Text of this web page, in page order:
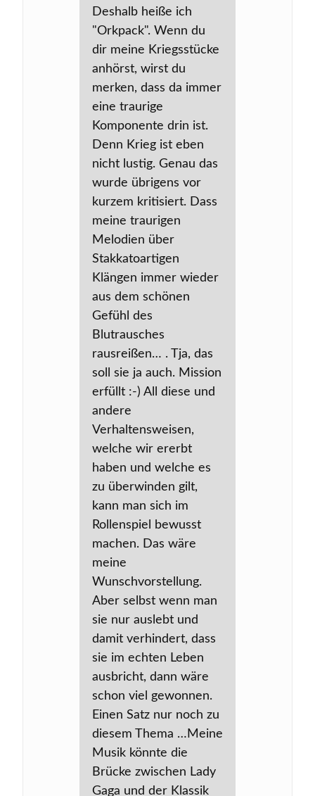
Deshalb heiße ich
"Orkpack". Wenn du
dir meine Kriegsstücke
anhörst, wirst du
merken, dass da immer
eine traurige
Komponente drin ist.
Denn Krieg ist eben
nicht lustig. Genau das
wurde übrigens vor
kurzem kritisiert. Dass
meine traurigen
Melodien über
Stakkatoartigen
Klängen immer wieder
aus dem schönen
Gefühl des
Blutrausches
rausreißen… . Tja, das
soll sie ja auch. Mission
erfüllt :-) All diese und
andere
Verhaltensweisen,
welche wir ererbt
haben und welche es
zu überwinden gilt,
kann man sich im
Rollenspiel bewusst
machen. Das wäre
meine
Wunschvorstellung.
Aber selbst wenn man
sie nur auslebt und
damit verhindert, dass
sie im echten Leben
ausbricht, dann wäre
schon viel gewonnen.
Einen Satz nur noch zu
diesem Thema …Meine
Musik könnte die
Brücke zwischen Lady
Gaga und der Klassik